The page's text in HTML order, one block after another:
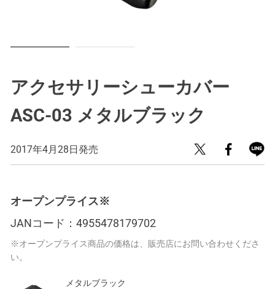
アクセサリーシューカバー
ASC-03 メタルブラック
2017年4月28日発売
オープンプライス※
JANコード： 4955478179702
※オープンプライス商品の価格は、販売店にお問い合わせくださ
い。
メタルブラック